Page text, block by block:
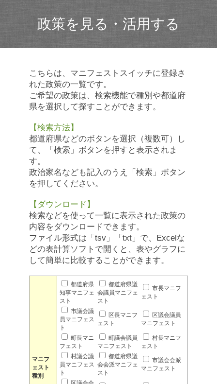
政策を見る・活用する
こちらは、マニフェストスイッチに登録さ
れた政策の一覧です。
ご希望の政策は、検索機能で種別や都道府
県を選択して探すことができます。
【検索方法】
都道府県などのボタンを選択（複数可）し
て、「検索」ボタンを押すと表示されま
す。
政治家名なども記入のうえ「検索」ボタン
を押してください。
【ダウンロード】
検索などを使って一覧に表示された政策の
内容をダウンロードできます。
ファイル形式は「tsv」「txt」で、Excelな
どの表計算ソフトで開くと、表やグラフに
して簡単に比較することができます。
マニフ
ェスト
種別
都道府県
知事マニフェ
スト
都道府県議
会議員マニフェ
スト
市長マニフ
ェスト
市議会議
員マニフェス
ト
区長マニフ
ェスト
区議会議員
マニフェスト
町長マニ
フェスト
町議会議員
マニフェスト
村長マニフ
ェスト
村議会議
員マニフェス
ト
都道府県議
会会派マニフェ
スト
市議会会派
マニフェスト